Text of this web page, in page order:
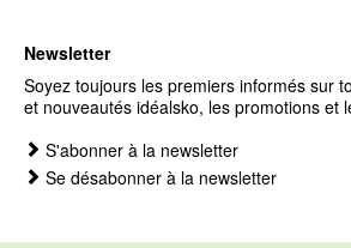
Newsletter
Soyez toujours les premiers informés sur
et nouveautés idéalsko, les promotions et
S'abonner à la newsletter
Se désabonner à la newsletter